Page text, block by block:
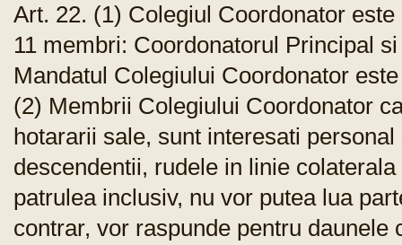
Art. 22. (1) Colegiul Coordonator
11 membri: Coordonatorul Principal
Mandatul Colegiului Coordonator
(2) Membrii Colegiului Coordonator
hotararii sale, sunt interesati
descendentii, rudele in linie
patrulea inclusiv, nu vor putea lua
contrar, vor raspunde pentru daunele